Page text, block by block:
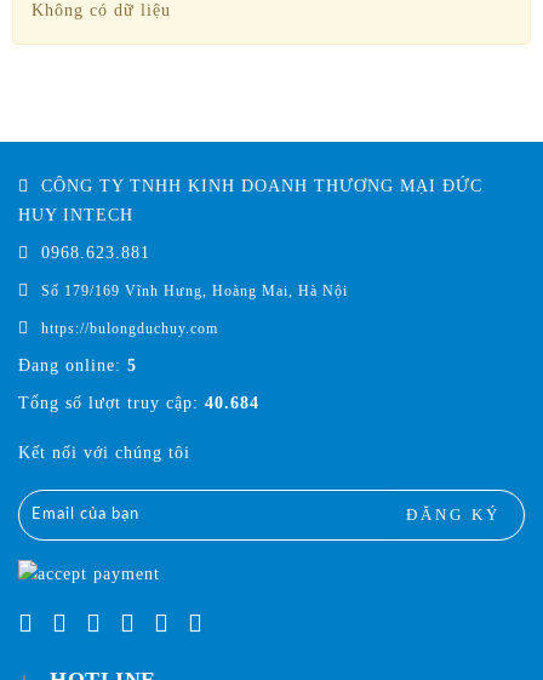
Không có dữ liệu
CÔNG TY TNHH KINH DOANH THƯƠNG MẠI ĐỨC
HUY INTECH
0968.623.881
Số 179/169 Vĩnh Hưng, Hoàng Mai, Hà Nội
https://bulongduchuy.com
Đang online: 5
Tổng số lượt truy cập: 40.684
Kết nối với chúng tôi
ĐĂNG KÝ